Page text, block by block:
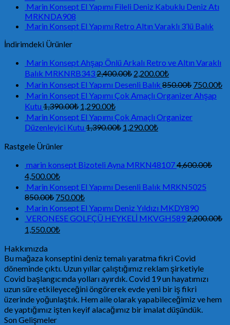
Marin Konsept El Yapımı Fileli Deniz Kabuklu Deniz Atı
MRKNDA908
Marin Konsept El Yapımı Retro Altın Varaklı 3’lü Balık
İndirimdeki Ürünler
Marin Konsept Ahşap Önlü Arkalı Retro ve Altın Varaklı
Balık MRKNRB3432,400.00₺ 2,200.00₺
Marin Konsept El Yapımı Desenli Balık 850.00₺ 750.00₺
Marin Konsept El Yapımı Çok Amaçlı Organizer Ahşap
Kutu 1,390.00₺ 1,290.00₺
Marin Konsept El Yapımı Çok Amaçlı Organizer
Düzenleyici Kutu 1,390.00₺ 1,290.00₺
Rastgele Ürünler
marin konsept Bizoteli Ayna MRKN481074,600.00₺
4,500.00₺
Marin Konsept El Yapımı Desenli Balık MRKN5025
850.00₺ 750.00₺
Marin Konsept El Yapımı Deniz Yıldızı MKDY890
VERONESE GOLFÇÜ HEYKELİ MKVGH5892,200.00₺
1,550.00₺
Hakkımızda
Bu mağaza konseptini deniz temalı yaratma fikri Covid
döneminde çıktı. Uzun yıllar çalıştığımız reklam şirketiyle
Covid başlangıcında yolları ayırdık. Covid 19 un hayatımızı
uzun süre etkileyeceğini öngörerek evde yeni bir iş fikri
üzerinde yoğunlaştık. Hem aile olarak yapabileceğimiz ve hem
de yaptığımız işten keyif alacağımız bir imalat düşündük.
Son Gelişmeler